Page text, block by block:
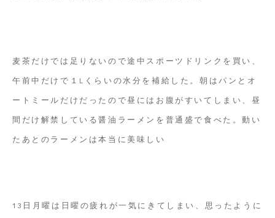
麦茶だけでは足りないので途中スポーツドリンクを買い、
午前中だけで１Lくらいの水分を補給した。朝はパンとオ
ートミールだけだったので昼にはお腹がすいてしまい、昼
間だけ解禁している醤油ラーメンを普通盛で食べた。動い
たあとのラーメンは本当に美味しい
13日月曜は日曜の疲れが一気にきてしまい、思ったように